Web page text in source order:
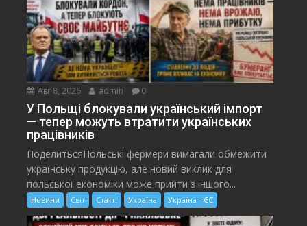
Авг 8, 2026 admin 0
У Польщі блокували український імпорт
— тепер можуть втратити українських
працівників
ПоделитьсяПольські фермери вимагали обмежити
українську продукцію, але новий виклик для
польської економіки може прийти з іншого...
Новини Світ Статті Україна Україна - ЄС